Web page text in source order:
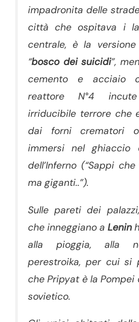
impadronita delle
città che ospitava i
centrale, è la
“bosco dei suicidi”,
cemento e acciaio
reattore N°4
irriducibile terrore che
dai forni crematori
immersi nel ghiaccio
dell’Inferno (“Sappi
ma giganti..”).
Sulle pareti dei
che inneggiano a Lenin
alla pioggia, alla
perestroika, per cui si
che Pripyat è la
sovietico.